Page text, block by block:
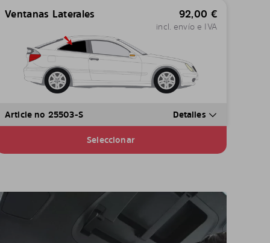
Ventanas Laterales 92,00 €
incl. envío e IVA
Article no 25503-S Detalles
Seleccionar